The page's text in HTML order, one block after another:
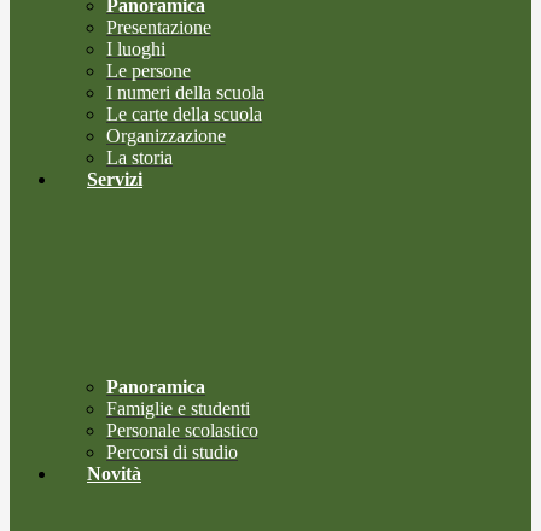
Panoramica
Presentazione
I luoghi
Le persone
I numeri della scuola
Le carte della scuola
Organizzazione
La storia
Servizi
Panoramica
Famiglie e studenti
Personale scolastico
Percorsi di studio
Novità